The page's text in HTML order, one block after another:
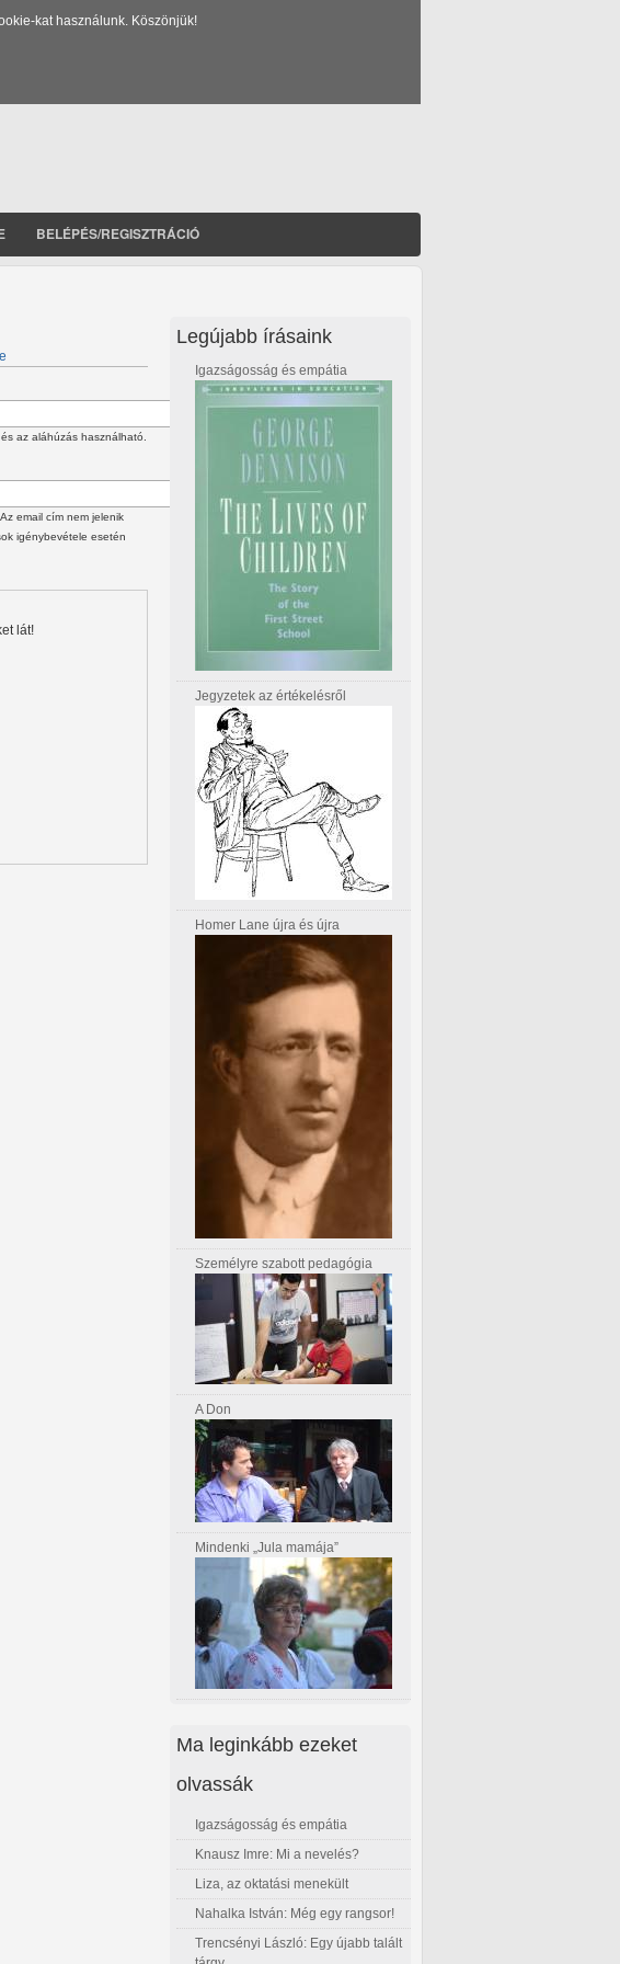
kat használunk. Köszönjük!
BELÉPÉS/REGISZTRÁCIÓ
az aláhúzás használható.
email cím nem jelenik
igénybevétele esetén
lát!
Legújabb írásaink
Igazságosság és empátia
Jegyzetek az értékelésről
Homer Lane újra és újra
Személyre szabott pedagógia
A Don
Mindenki „Jula mamája”
Ma leginkább ezeket
olvassák
Igazságosság és empátia
Knausz Imre: Mi a nevelés?
Liza, az oktatási menekült
Nahalka István: Még egy rangsor!
Trencsényi László: Egy újabb talált